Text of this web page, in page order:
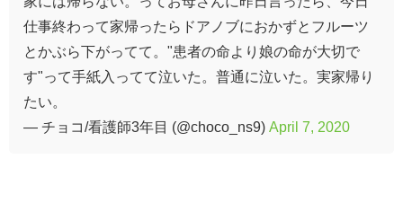
仕事終わって家帰ったらドアノブにおかずとフルーツ
とかぶら下がってて。"患者の命より娘の命が大切で
す"って手紙入ってて泣いた。普通に泣いた。実家帰り
たい。
— チョコ/看護師3年目 (@choco_ns9) April 7, 2020